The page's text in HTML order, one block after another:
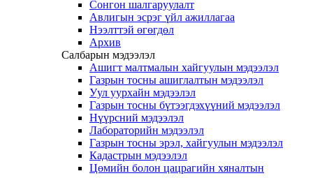
Сонгон шалгаруулалт
Авлигын эсрэг үйл ажиллагаа
Нээлттэй өгөгдөл
Архив
Салбарын мэдээлэл
Ашигт малтмалын хайгуулын мэдээлэл
Газрын тосны ашиглалтын мэдээлэл
Уул уурхайн мэдээлэл
Газрын тосны бүтээгдэхүүний мэдээлэл
Нүүрсний мэдээлэл
Лабораторийн мэдээлэл
Газрын тосны эрэл, хайгуулын мэдээлэл
Кадастрын мэдээлэл
Цөмийн болон цацрагийн хяналтын